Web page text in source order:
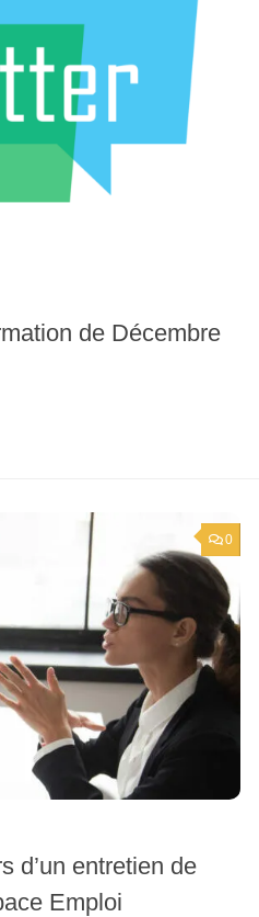
de Décembre
0
d’un entretien de
Emploi